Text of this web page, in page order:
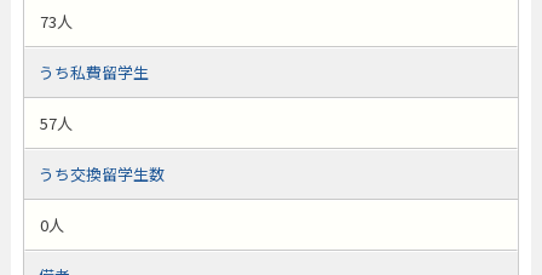
73人
うち私費留学生
57人
うち交換留学生数
0人